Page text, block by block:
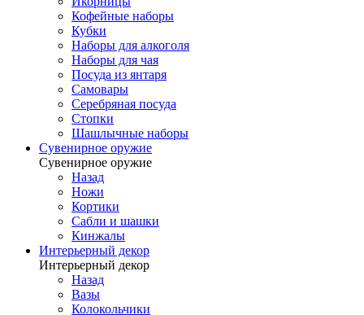
Кофейные наборы
Кубки
Наборы для алкоголя
Наборы для чая
Посуда из янтаря
Самовары
Серебряная посуда
Стопки
Шашлычные наборы
Сувенирное оружие
Сувенирное оружие
Назад
Ножи
Кортики
Сабли и шашки
Кинжалы
Интерьерный декор
Интерьерный декор
Назад
Вазы
Колокольчики